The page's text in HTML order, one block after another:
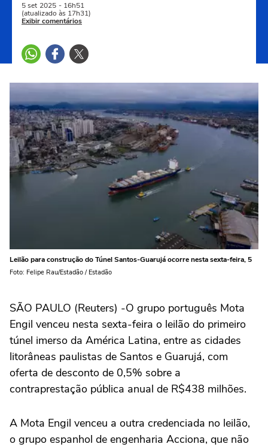
5 set 2025 - 16h51
(atualizado às 17h31)
Exibir comentários
Leilão para construção do Túnel Santos-Guarujá ocorre nesta sexta-feira, 5
Foto: Felipe Rau/Estadão / Estadão
SÃO PAULO (Reuters) -O grupo português Mota
Engil venceu nesta sexta-feira o leilão do primeiro
túnel imerso da América Latina, entre as cidades
litorâneas paulistas de Santos e Guarujá, com
oferta de desconto de 0,5% sobre a
contraprestação pública anual de R$438 milhões.
A Mota Engil venceu a outra credenciada no leilão,
o grupo espanhol de engenharia Acciona, que não